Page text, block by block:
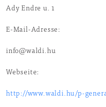
Ady Endre u. 1
E-Mail-Adresse:
info@waldi.hu
Webseite:
http://www.waldi.hu/p-